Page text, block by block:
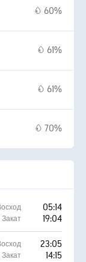
60%
61%
61%
70%
05:14
Закат 19:04
23:05
Закат 14:15